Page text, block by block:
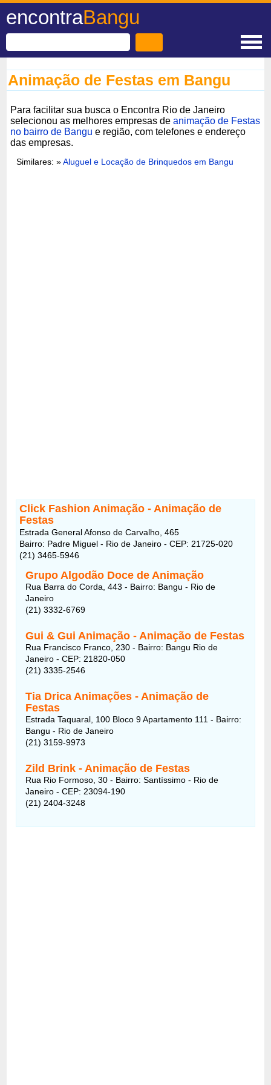
encontraBangu
Animação de Festas em Bangu
Para facilitar sua busca o Encontra Rio de Janeiro
selecionou as melhores empresas deanimação de Festas
no bairro de Bangu e região, com telefones e endereço
das empresas.
Similares: »Aluguel e Locação de Brinquedos em Bangu
Click Fashion Animação - Animação de
Festas
Estrada General Afonso de Carvalho, 465
Bairro: Padre Miguel - Rio de Janeiro - CEP: 21725-020
(21) 3465-5946
Grupo Algodão Doce de Animação
Rua Barra do Corda, 443 - Bairro: Bangu - Rio de
Janeiro
(21) 3332-6769
Gui & Gui Animação - Animação de Festas
Rua Francisco Franco, 230 - Bairro: Bangu Rio de
Janeiro - CEP: 21820-050
(21) 3335-2546
Tia Drica Animações - Animação de
Festas
Estrada Taquaral, 100 Bloco 9 Apartamento 111 - Bairro:
Bangu - Rio de Janeiro
(21) 3159-9973
Zild Brink - Animação de Festas
Rua Rio Formoso, 30 - Bairro: Santíssimo - Rio de
Janeiro - CEP: 23094-190
(21) 2404-3248